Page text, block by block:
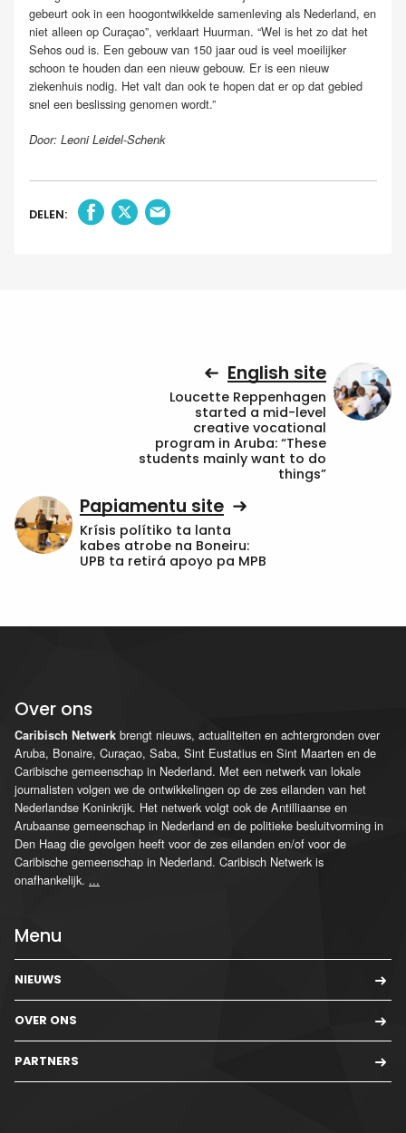
gebeurt ook in een hoogontwikkelde samenleving als Nederland, en
niet alleen op Curaçao”, verklaart Huurman. “Wel is het zo dat het
Sehos oud is. Een gebouw van 150 jaar oud is veel moeilijker
schoon te houden dan een nieuw gebouw. Er is een nieuw
ziekenhuis nodig. Het valt dan ook te hopen dat er op dat gebied
snel een beslissing genomen wordt.”
Door: Leoni Leidel-Schenk
DELEN:
English site
Loucette Reppenhagen
started a mid-level
creative vocational
program in Aruba: “These
students mainly want to do
things”
Papiamentu site
Krísis polítiko ta lanta
kabes atrobe na Boneiru:
UPB ta retirá apoyo pa MPB
Over ons
Caribisch Netwerk brengt nieuws, actualiteiten en achtergronden over
Aruba, Bonaire, Curaçao, Saba, Sint Eustatius en Sint Maarten en de
Caribische gemeenschap in Nederland. Met een netwerk van lokale
journalisten volgen we de ontwikkelingen op de zes eilanden van het
Nederlandse Koninkrijk. Het netwerk volgt ook de Antilliaanse en
Arubaanse gemeenschap in Nederland en de politieke besluitvorming in
Den Haag die gevolgen heeft voor de zes eilanden en/of voor de
Caribische gemeenschap in Nederland. Caribisch Netwerk is
onafhankelijk. ...
Menu
NIEUWS
OVER ONS
PARTNERS